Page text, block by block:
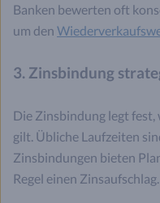
Banken bewerten oft
um den
3. Zinsbindung
Die Zinsbindung legt
gilt. Übliche Laufzeiten
Zinsbindungen bieten
Regel einen Zinsaufschlag.